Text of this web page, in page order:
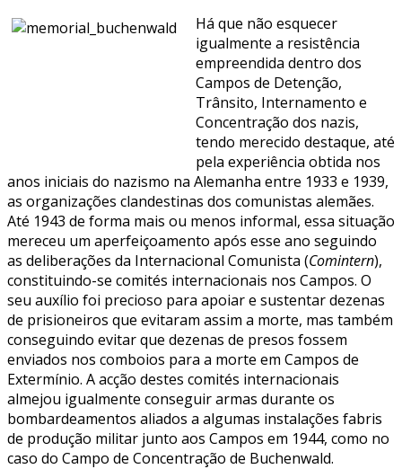
Há que não esquecer
igualmente a resistência
empreendida dentro dos
Campos de Detenção,
Trânsito, Internamento e
Concentração dos nazis,
tendo merecido destaque, até
pela experiência obtida nos
anos iniciais do nazismo na Alemanha entre 1933 e 1939,
as organizações clandestinas dos comunistas alemães.
Até 1943 de forma mais ou menos informal, essa situação
mereceu um aperfeiçoamento após esse ano seguindo
as deliberações da Internacional Comunista (Comintern),
constituindo-se comités internacionais nos Campos. O
seu auxílio foi precioso para apoiar e sustentar dezenas
de prisioneiros que evitaram assim a morte, mas também
conseguindo evitar que dezenas de presos fossem
enviados nos comboios para a morte em Campos de
Extermínio. A acção destes comités internacionais
almejou igualmente conseguir armas durante os
bombardeamentos aliados a algumas instalações fabris
de produção militar junto aos Campos em 1944, como no
caso do Campo de Concentração de Buchenwald.